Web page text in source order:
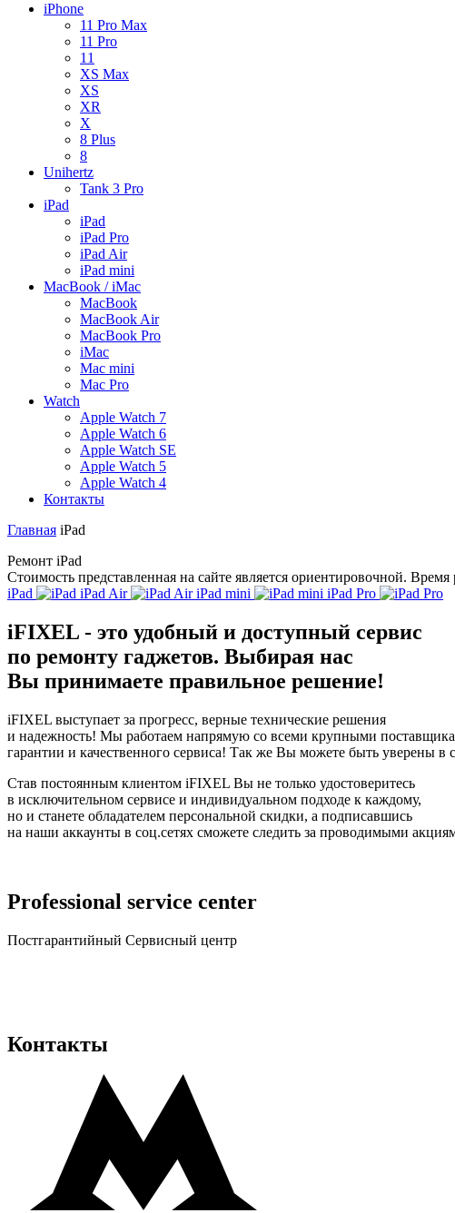
iPhone
11 Pro Max
11 Pro
11
XS Max
XS
XR
X
8 Plus
8
Unihertz
Tank 3 Pro
iPad
iPad
iPad Pro
iPad Air
iPad mini
MacBook / iMac
MacBook
MacBook Air
MacBook Pro
iMac
Mac mini
Mac Pro
Watch
Apple Watch 7
Apple Watch 6
Apple Watch SE
Apple Watch 5
Apple Watch 4
Контакты
Главная iPad
Ремонт iPad
Стоимость представленная на сайте является ориентировочной. Время
iPad
iPad Air iPad mini iPad Pro
iFIXEL - это удобный и доступный сервис
по ремонту гаджетов. Выбирая нас
Вы принимаете правильное решение!
iFIXEL выступает за прогресс, верные технические решения
и надежность! Мы работаем напрямую со всеми крупными
гарантии и качественного сервиса! Так же Вы можете быть уверены в
Став постоянным клиентом iFIXEL Вы не только удостоверитесь
в исключительном сервисе и индивидуальном подходе к каждому,
но и станете обладателем персональной скидки, а подписавшись
на наши аккаунты в соц.сетях сможете следить за проводимыми
Professional service center
Постгарантийный Cервисный центр
Контакты